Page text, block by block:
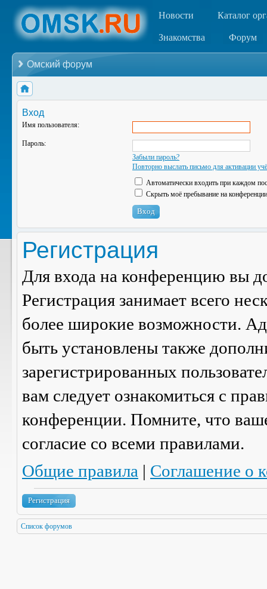
Новости Каталог
Знакомства Форум
Омский форум
Вход
Имя пользователя:
Пароль:
Забыли пароль?
Повторно выслать письмо для активации
Автоматически входить при каждом
Скрыть моё пребывание на
Регистрация
Для входа на конференцию вы
Регистрация занимает всего
более широкие возможности.
быть установлены также
зарегистрированных
вам следует ознакомиться с
конференции. Помните, что
согласие со всеми правилами.
Общие правила | Соглашение о
Регистрация
Список форумов